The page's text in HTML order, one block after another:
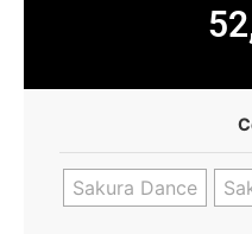
Sakura Dance